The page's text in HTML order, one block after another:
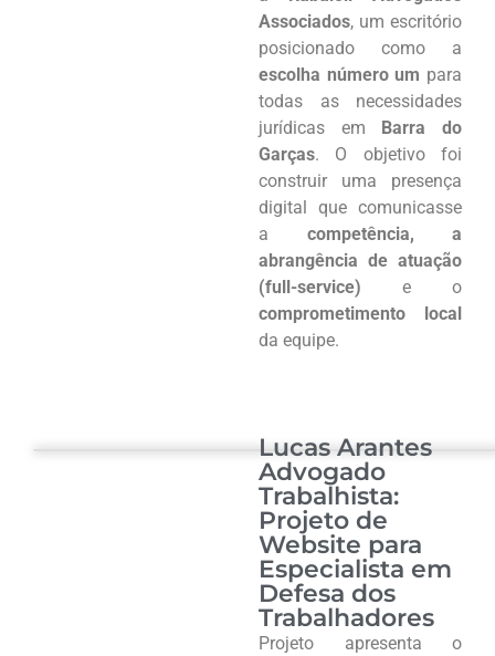
Associados, um escritório
posicionado como a
escolha número um para
todas as necessidades
jurídicas em Barra do
Garças. O objetivo foi
construir uma presença
digital que comunicasse
a competência, a
abrangência de atuação
(full-service) e o
comprometimento local
da equipe.
Lucas Arantes
Advogado
Trabalhista:
Projeto de
Website para
Especialista em
Defesa dos
Trabalhadores
Projeto apresenta o